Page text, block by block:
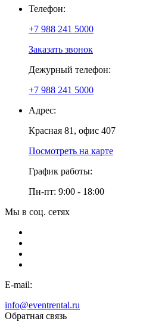
Телефон:
+7 988 241 5000
Заказать звонок
Дежурный телефон:
+7 988 241 5000
Адрес:
Красная 81, офис 407
Посмотреть на карте
График работы:
Пн-пт: 9:00 - 18:00
Мы в соц. сетях
E-mail:
info@eventrental.ru
Обратная связь